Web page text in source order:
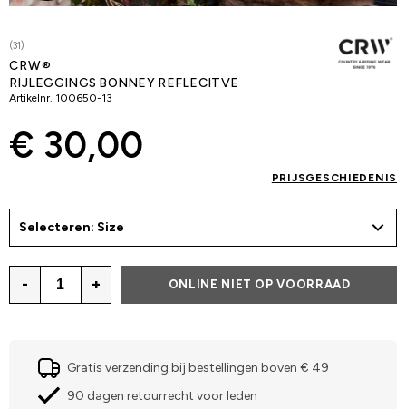
(31)
CRW®
RIJLEGGINGS BONNEY REFLECITVE
Artikelnr. 100650-13
€ 30,00
PRIJSGESCHIEDENIS
Selecteren: Size
- + ONLINE NIET OP VOORRAAD
Gratis verzending bij bestellingen boven € 49
90 dagen retourrecht voor leden